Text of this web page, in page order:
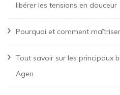
libérer les tensions en douceur
Pourquoi et comment
Tout savoir sur les principaux
Agen